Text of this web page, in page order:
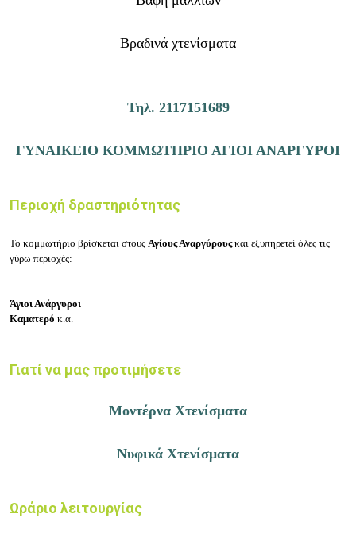
Βραδινά χτενίσματα
Τηλ. 2117151689
ΓΥΝΑΙΚΕΙΟ ΚΟΜΜΩΤΗΡΙΟ ΑΓΙΟΙ ΑΝΑΡΓΥΡΟΙ
Περιοχή δραστηριότητας
Το κομμωτήριο βρίσκεται στους Αγίους Αναργύρουςκαι εξυπηρετεί όλες τις
γύρω περιοχές:
Άγιοι Ανάργυροι
Καματερό κ.α.
Γιατί να μας προτιμήσετε
Μοντέρνα Χτενίσματα
Νυφικά Χτενίσματα
Ωράριο λειτουργίας